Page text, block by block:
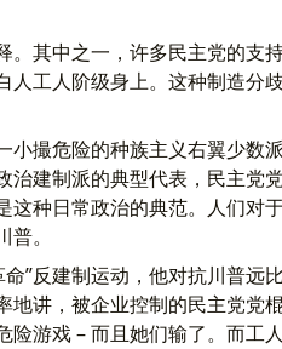
。其中之一，许多民主党的支
工人阶级身上。这种制造分
撮危险的种族主义右翼少数
建制派的典型代表，民主党
种日常政治的典范。人们对
。
”反建制运动，他对抗川普远
地讲，被企业控制的民主党党
游戏 – 而且她们输了。而工